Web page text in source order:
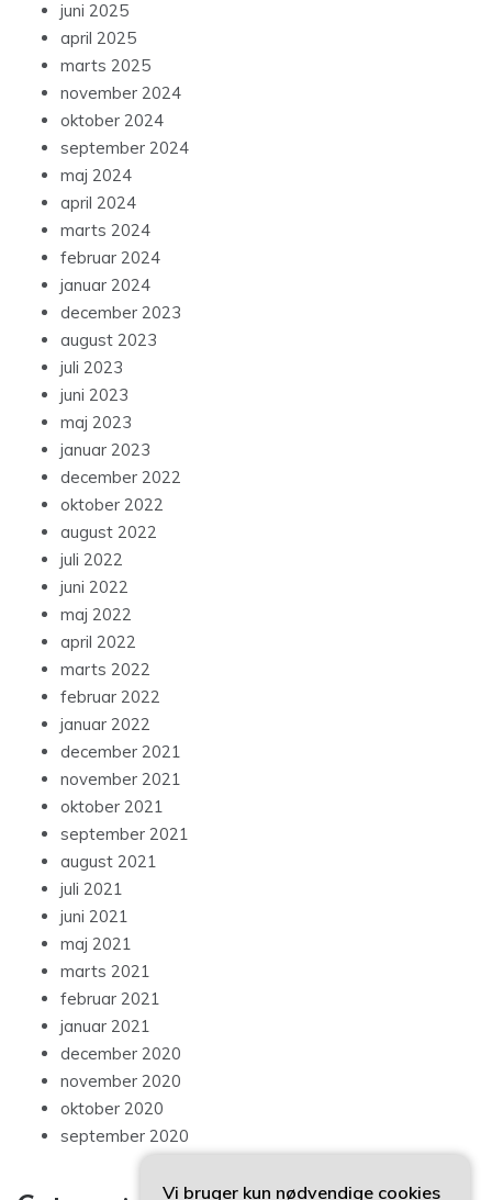
juni 2025
april 2025
marts 2025
november 2024
oktober 2024
september 2024
maj 2024
april 2024
marts 2024
februar 2024
januar 2024
december 2023
august 2023
juli 2023
juni 2023
maj 2023
januar 2023
december 2022
oktober 2022
august 2022
juli 2022
juni 2022
maj 2022
april 2022
marts 2022
februar 2022
januar 2022
december 2021
november 2021
oktober 2021
september 2021
august 2021
juli 2021
juni 2021
maj 2021
marts 2021
februar 2021
januar 2021
december 2020
november 2020
oktober 2020
september 2020
Vi bruger kun nødvendige cookies